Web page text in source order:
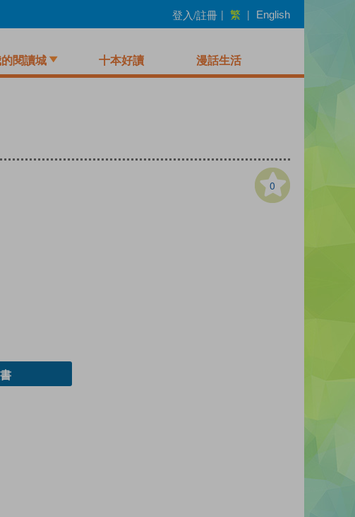
登入/註冊 | 繁 | English
閱讀城 十本好讀 漫話生活
0